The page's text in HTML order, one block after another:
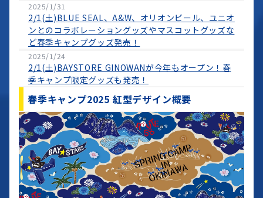
2025/1/31
2/1(土)BLUE SEAL、A&W、オリオンビール、ユニオ
ンとのコラボレーショングッズやマスコットグッズな
ど春季キャンプグッズ発売！
2025/1/24
2/1(土)BAYSTORE GINOWANが今年もオープン！春
季キャンプ限定グッズも発売！
春季キャンプ2025 紅型デザイン概要